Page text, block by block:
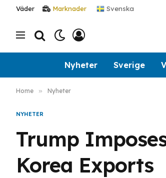
Väder Marknader Svenska
Nyheter Sverige
Home » Nyheter
NYHETER
Trump
Korea Exports